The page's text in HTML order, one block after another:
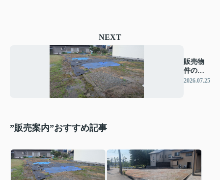
NEXT
販売物
件のご
案内
2026.07.25
”販売案内”おすすめ記事